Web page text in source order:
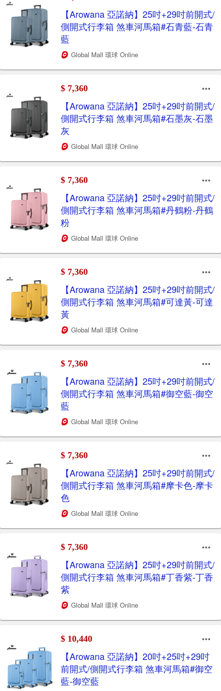
【Arowana 亞諾納】25吋+29吋前開式/
側開式行李箱 煞車河馬箱#石青藍-石青
藍
Global Mall 環球 Online
$ 7,360
【Arowana 亞諾納】25吋+29吋前開式/
側開式行李箱 煞車河馬箱#石墨灰-石墨
灰
Global Mall 環球 Online
$ 7,360
【Arowana 亞諾納】25吋+29吋前開式/
側開式行李箱 煞車河馬箱#丹鶴粉-丹鶴
粉
Global Mall 環球 Online
$ 7,360
【Arowana 亞諾納】25吋+29吋前開式/
側開式行李箱 煞車河馬箱#可達黃-可達
黃
Global Mall 環球 Online
$ 7,360
【Arowana 亞諾納】25吋+29吋前開式/
側開式行李箱 煞車河馬箱#御空藍-御空
藍
Global Mall 環球 Online
$ 7,360
【Arowana 亞諾納】25吋+29吋前開式/
側開式行李箱 煞車河馬箱#摩卡色-摩卡
色
Global Mall 環球 Online
$ 7,360
【Arowana 亞諾納】25吋+29吋前開式/
側開式行李箱 煞車河馬箱#丁香紫-丁香
紫
Global Mall 環球 Online
$ 10,440
【Arowana 亞諾納】20吋+25吋+29吋
前開式/側開式行李箱 煞車河馬箱#御空
藍-御空藍